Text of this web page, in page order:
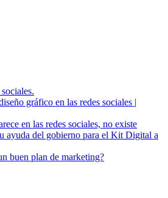
gráfico en las redes sociales |
en las redes sociales, no existe
ayuda del gobierno para el Kit Digital a
buen plan de marketing?